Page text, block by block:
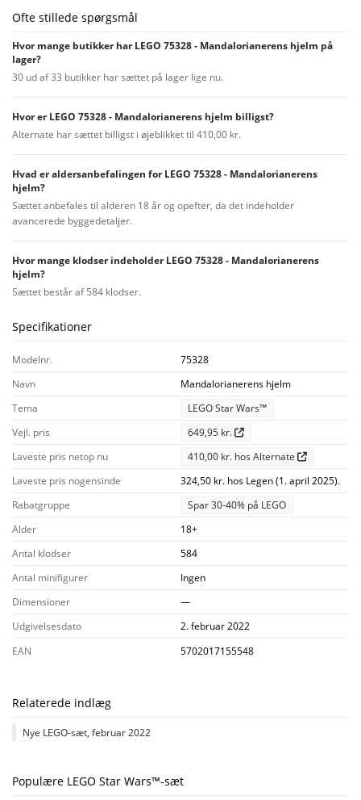
Ofte stillede spørgsmål
Hvor mange butikker har LEGO 75328 - Mandalorianerens hjelm på
lager?
30 ud af 33 butikker har sættet på lager lige nu.
Hvor er LEGO 75328 - Mandalorianerens hjelm billigst?
Alternate har sættet billigst i øjeblikket til 410,00 kr.
Hvad er aldersanbefalingen for LEGO 75328 - Mandalorianerens
hjelm?
Sættet anbefales til alderen 18 år og opefter, da det indeholder
avancerede byggedetaljer.
Hvor mange klodser indeholder LEGO 75328 - Mandalorianerens
hjelm?
Sættet består af 584 klodser.
Specifikationer
Modelnr.
75328
Navn
Mandalorianerens hjelm
Tema
LEGO Star Wars™
Vejl. pris
649,95 kr.
Laveste pris netop nu
410,00 kr. hos Alternate
Laveste pris nogensinde
324,50 kr. hos Legen (1. april 2025).
Rabatgruppe
Spar 30-40% på LEGO
Alder
18+
Antal klodser
584
Antal minifigurer
Ingen
Dimensioner
—
Udgivelsesdato
2. februar 2022
EAN
5702017155548
Relaterede indlæg
Nye LEGO-sæt, februar 2022
Populære LEGO Star Wars™-sæt